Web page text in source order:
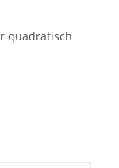
quadratisch